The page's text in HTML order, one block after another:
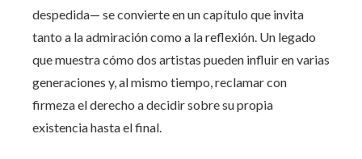
despedida— se convierte en un capítulo que invita
tanto a la admiración como a la reflexión. Un legado
que muestra cómo dos artistas pueden influir en varias
generaciones y, al mismo tiempo, reclamar con
firmeza el derecho a decidir sobre su propia
existencia hasta el final.